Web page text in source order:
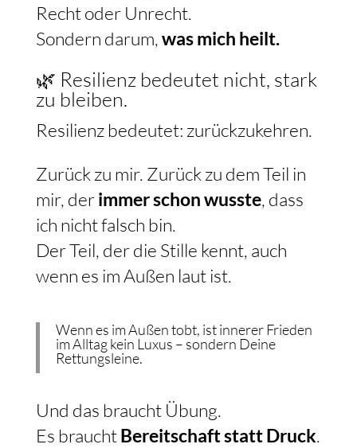
Recht oder Unrecht.
Sondern darum, was mich heilt.
🌿 Resilienz bedeutet nicht, stark
zu bleiben.
Resilienz bedeutet: zurückzukehren.
Zurück zu mir. Zurück zu dem Teil in
mir, derimmer schon wusste, dass
ich nicht falsch bin.
Der Teil, der die Stille kennt, auch
wenn es im Außen laut ist.
Wenn es im Außen tobt, ist innerer Frieden
im Alltag kein Luxus – sondern Deine
Rettungsleine.
Und das braucht Übung.
Es brauchtBereitschaft statt Druck